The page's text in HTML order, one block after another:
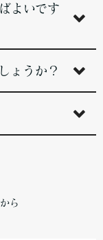
よいです
ょうか？
ら